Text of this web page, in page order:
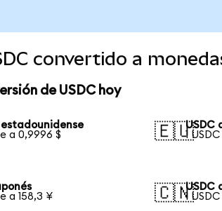
convertido a
de USDC hoy
estadounidense
a 0,9996 $
🇪🇺USDC
1
a 158,3 ¥
🇨🇳USDC
1